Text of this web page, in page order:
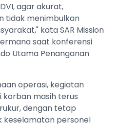
agar akurat,
tidak menimbulkan
kata SAR Mission
saat konferensi
Utama Penanganan
operasi, kegiatan
korban masih terus
dengan tetap
keselamatan personel